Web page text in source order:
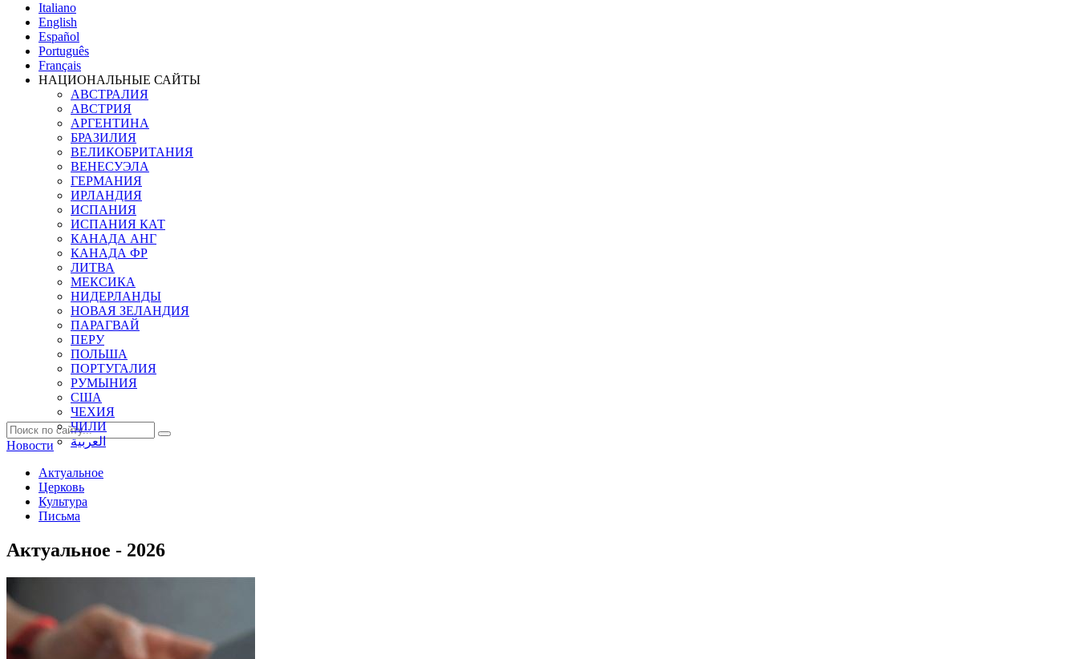
Italiano
English
Español
Português
Français
НАЦИОНАЛЬНЫЕ САЙТЫ
АВСТРАЛИЯ
АВСТРИЯ
АРГЕНТИНА
БРАЗИЛИЯ
ВЕЛИКОБРИТАНИЯ
ВЕНЕСУЭЛА
ГЕРМАНИЯ
ИРЛАНДИЯ
ИСПАНИЯ
ИСПАНИЯ КАТ
КАНАДА АНГ
КАНАДА ФР
ЛИТВА
МЕКСИКА
НИДЕРЛАНДЫ
НОВАЯ ЗЕЛАНДИЯ
ПАРАГВАЙ
ПЕРУ
ПОЛЬША
ПОРТУГАЛИЯ
РУМЫНИЯ
США
ЧЕХИЯ
ЧИЛИ
العربية
Новости
Актуальное
Церковь
Культура
Письма
Актуальное - 2026